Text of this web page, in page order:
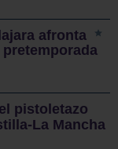
afronta
pistoletazo
La Mancha